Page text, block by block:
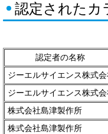
認定されたカ
認定者の名称
ジーエルサイエンス株式
ジーエルサイエンス株式
株式会社島津製作所
株式会社島津製作所